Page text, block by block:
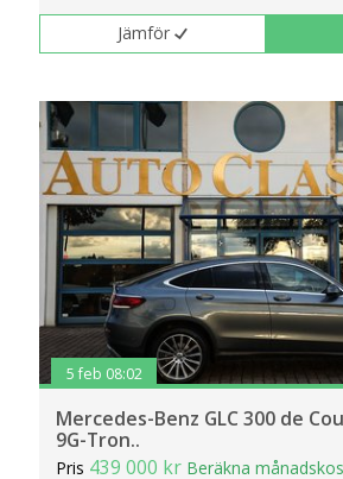
Jämför
5 feb 08:02
Mercedes-Benz GLC 300 de
9G-Tron..
Pris 439 000 kr Beräkna